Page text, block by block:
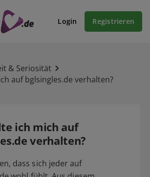
Login Registrieren
& Seriosität
auf bglsingles.de verhalten?
ich mich auf
verhalten?
dass sich jeder auf